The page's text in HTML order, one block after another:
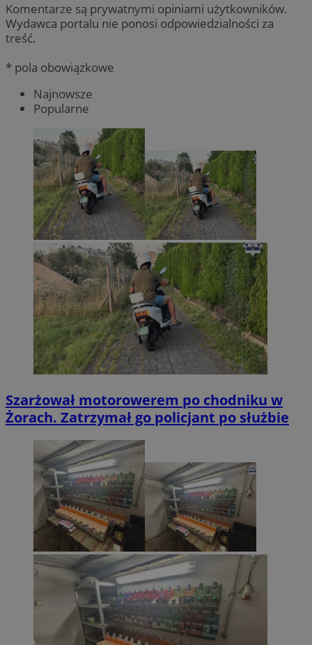
Komentarze są prywatnymi opiniami użytkowników.
Wydawca portalu nie ponosi odpowiedzialności za
treść.
* pola obowiązkowe
Najnowsze
Popularne
Szarżował motorowerem po chodniku w
Żorach. Zatrzymał go policjant po służbie